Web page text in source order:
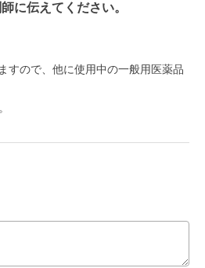
に伝えてください。
すので、他に使用中の一般用医薬品